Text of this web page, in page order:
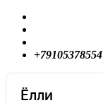
+79105378554